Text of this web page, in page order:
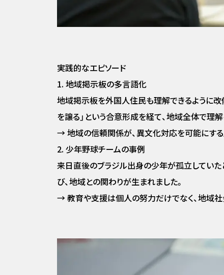
実践的なエピソード
1. 地域掲示板の多言語化
地域掲示板を外国人住民も理解できるように
を譲る」という合意形成を経て、地域全体で理
→ 地域の信頼関係が、異文化対応を可能にする
2. 少年野球チームの事例
来日直後のブラジル出身の少年が孤立していた
び、地域との関わりが生まれました。
→ 教育や支援は個人の努力だけでなく、地域